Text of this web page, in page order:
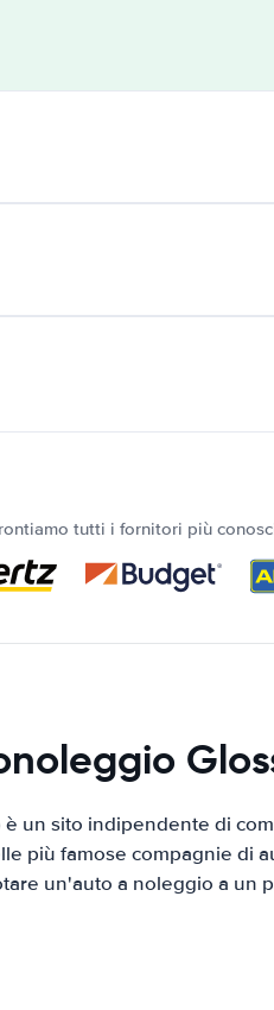
tutti i fornitori più
è un sito indipendente di
più famose compagnie di
un'auto a noleggio a un